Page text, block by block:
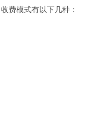
费模式有以下几种：